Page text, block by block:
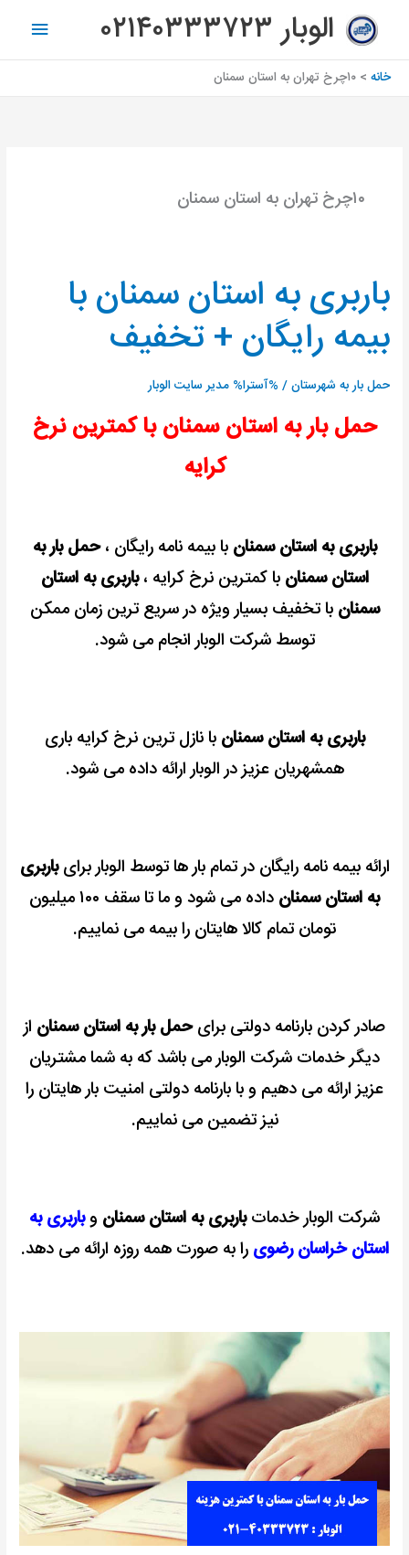
محتوا
الوبار ۰۲۱۴۰۳۳۳۷۲۳
اصلی
خانه ۱۰چرخ تهران به استان سمنان
۱۰چرخ تهران به استان سمنان
باربری به استان سمنان با
بیمه رایگان + تخفیف
حمل بار به شهرستان/ %آسترا% مدیر سایت الوبار
حمل بار به استان سمنان با کمترین نرخ
کرایه
باربری به استان سمنان با بیمه نامه رایگان ،حمل بار به
استان سمنان با کمترین نرخ کرایه ،باربری به استان
سمنان با تخفیف بسیار ویژه در سریع ترین زمان ممکن
توسط شرکت الوبار انجام می شود.
باربری به استان سمنان با نازل ترین نرخ کرایه باری
همشهریان عزیز در الوبار ارائه داده می شود.
ارائه بیمه نامه رایگان در تمام بار ها توسط الوبار برایباربری
به استان سمنان
داده می شود و ما تا سقف ۱۰۰ میلیون
تومان تمام کالا هایتان را بیمه می نماییم.
صادر کردن بارنامه دولتی برایحمل بار به استان سمنان از
دیگر خدمات شرکت الوبار می باشد که به شما مشتریان
عزیز ارائه می دهیم و با بارنامه دولتی امنیت بار هایتان را
نیز تضمین می نماییم.
شرکت الوبار خدماتباربری به استان سمنان وباربری به
استان خراسان رضوی را به صورت همه روزه ارائه می دهد.
باربری
به
استان
سمنان
بیمه
رایگان